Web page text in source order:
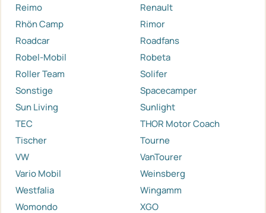
Reimo
Renault
Rhön Camp
Rimor
Roadcar
Roadfans
Robel-Mobil
Robeta
Roller Team
Solifer
Sonstige
Spacecamper
Sun Living
Sunlight
TEC
THOR Motor Coach
Tischer
Tourne
VW
VanTourer
Vario Mobil
Weinsberg
Westfalia
Wingamm
Womondo
XGO